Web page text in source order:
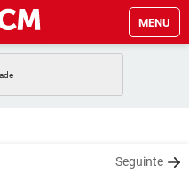
MENU
Seguinte